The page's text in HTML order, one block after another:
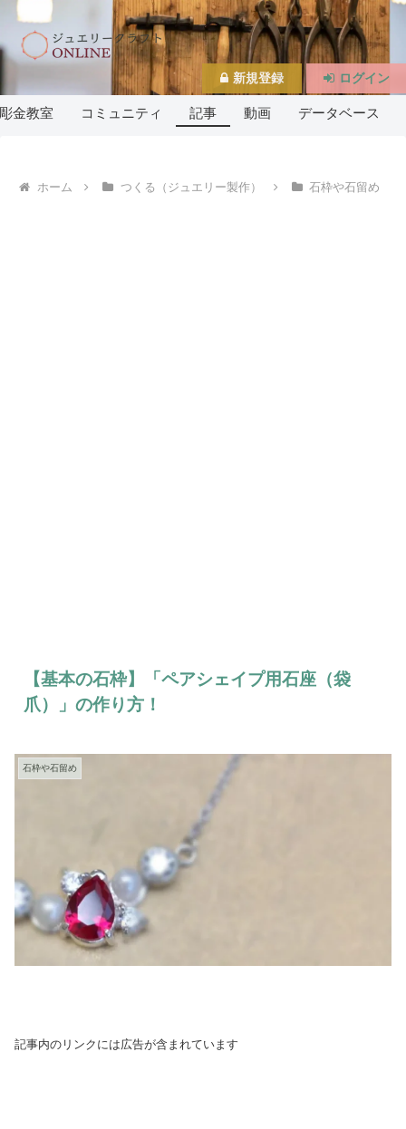
金教室 コミュニティ 記事 動画 データベース
ホーム つくる（ジュエリー製作） 石枠や石留め
【基本の石枠】「ペアシェイプ用石座（袋
爪）」の作り方！
石枠や石留め
記事内のリンクには広告が含まれています
新規登録 ログイン